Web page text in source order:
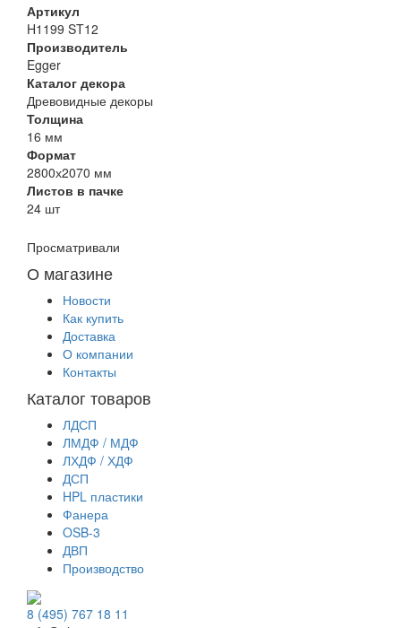
Артикул
H1199 ST12
Производитель
Egger
Каталог декора
Древовидные декоры
Толщина
16 мм
Формат
2800х2070 мм
Листов в пачке
24 шт
Просматривали
О магазине
Новости
Как купить
Доставка
О компании
Контакты
Каталог товаров
ЛДСП
ЛМДФ / МДФ
ЛХДФ / ХДФ
ДСП
HPL пластики
Фанера
OSB-3
ДВП
Производство
8 (495) 767 18 11